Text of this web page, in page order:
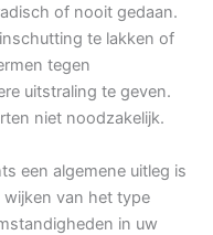
of nooit gedaan.
te lakken of
tegen
uitstraling te geven.
niet noodzakelijk.
een algemene uitleg is
van het type
in uw